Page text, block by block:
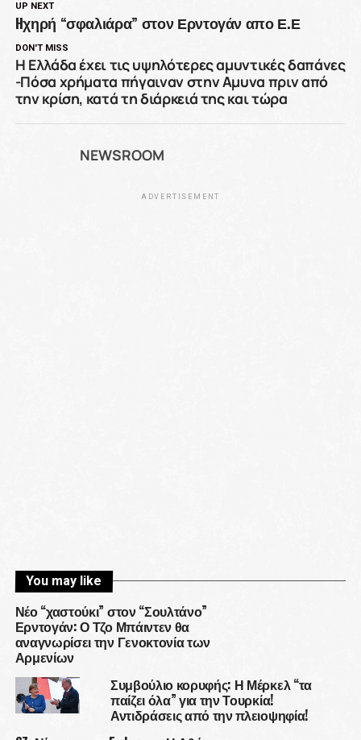
UP NEXT
Hχηρή “σφαλιάρα” στον Ερντογάν απο Ε.Ε
DON'T MISS
Η Ελλάδα έχει τις υψηλότερες αμυντικές δαπάνες
-Πόσα χρήματα πήγαιναν στην Αμυνα πριν από
την κρίση, κατά τη διάρκειά της και τώρα
NEWSROOM
ADVERTISEMENT
You may like
Νέο “χαστούκι” στον “Σουλτάνο”
Ερντογάν: Ο Τζο Μπάιντεν θα
αναγνωρίσει την Γενοκτονία των
Αρμενίων
Συμβούλιο κορυφής: Η Μέρκελ “τα
παίζει όλα” για την Τουρκία!
Αντιδράσεις από την πλειοψηφία!